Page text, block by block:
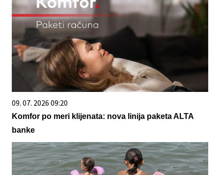
09. 07. 2026 09:20
Komfor po meri klijenata: nova linija paketa ALTA
banke